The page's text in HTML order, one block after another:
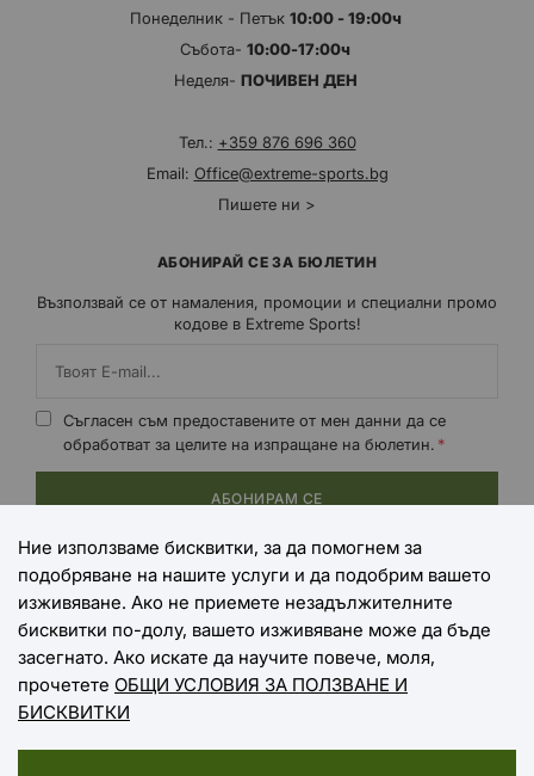
Понеделник - Петък 10:00 - 19:00ч
Събота- 10:00-17:00ч
Неделя- ПОЧИВЕН ДЕН
Тел.: +359 876 696 360
Email: Office@extreme-sports.bg
Пишете ни >
АБОНИРАЙ СЕ ЗА БЮЛЕТИН
Възползвай се от намаления, промоции и специални промо
кодове в Extreme Sports!
Съгласен съм предоставените от мен данни да се
обработват за целите на изпращане на бюлетин.
АБОНИРАМ СЕ
НАЧИНИ НА ПЛАЩАНЕ
НАЧИНИ НА ДОСТАВКА
Ние използваме бисквитки, за да помогнем за
подобряване на нашите услуги и да подобрим вашето
изживяване. Ако не приемете незадължителните
бисквитки по-долу, вашето изживяване може да бъде
засегнато. Ако искате да научите повече, моля,
прочетете ОБЩИ УСЛОВИЯ ЗА ПОЛЗВАНЕ И
БИСКВИТКИ